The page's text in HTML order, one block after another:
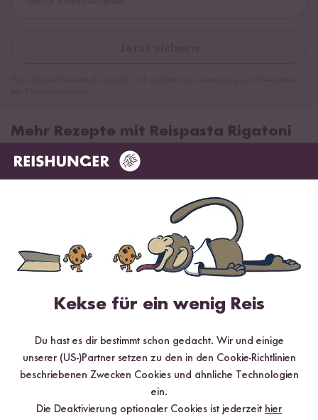
Mehr Rezepte mit Reispasta Rigatoni
aus Reis und Mais
15 min
Vegane Nuss Bolognese mit Rigatoni
Kekse für ein wenig Reis
Du hast es dir bestimmt schon gedacht. Wir und einige
unserer (US-)Partner setzen zu den in den Cookie-Richtlinien
beschriebenen Zwecken Cookies und ähnliche Technologien
ein.
Die Deaktivierung optionaler Cookies ist jederzeit hier